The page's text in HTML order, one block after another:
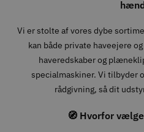
Vi er stolte af vores dybe
kan både private haveejere
haveredskaber og
specialmaskiner. Vi tilbyder
rådgivning, så dit
🧭 Hvorfor